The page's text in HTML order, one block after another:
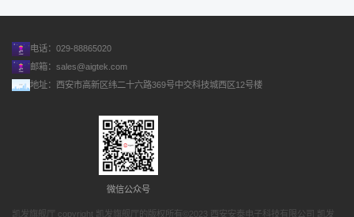
电话：029-88865020
邮箱： sales@aigtek.com
地址：西安市高新区纬二十六路369号中交科技城西区12号楼
微信公众号
凯发旗舰厅 copyright 凯发旗舰厅的版权所有©2023 西安安泰电子科技有限公司 凯发